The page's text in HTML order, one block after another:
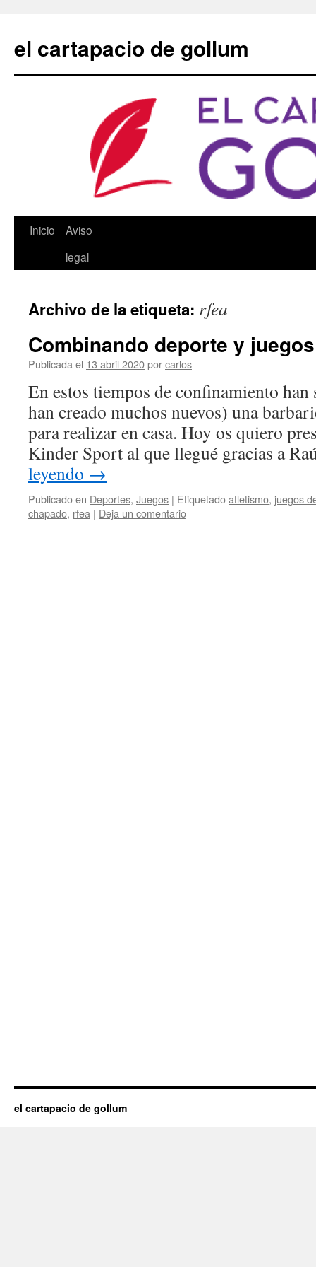
contenido
el cartapacio de gollum
Inicio
Aviso
legal
Archivo de la etiqueta: rfea
Combinando deporte y juegos
Publicada el 13 abril 2020porcarlos
En estos tiempos de confinamiento
han creado muchos nuevos) una
para realizar en casa. Hoy os quiero
Kinder Sport al que llegué gracias a
leyendo →
Publicado en Deportes, Juegos | Etiquetadoatletismo, juegos
chapado, rfea | Deja un comentario
el cartapacio de gollum